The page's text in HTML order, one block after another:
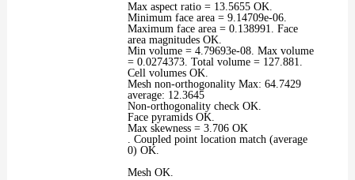
Max aspect ratio = 13.5655 OK.
Minimum face area = 9.14709e-06.
Maximum face area = 0.138991. Face
area magnitudes OK.
Min volume = 4.79693e-08. Max volume
= 0.0274373. Total volume = 127.881.
Cell volumes OK.
Mesh non-orthogonality Max: 64.7429
average: 12.3645
Non-orthogonality check OK.
Face pyramids OK.
Max skewness = 3.706 OK
. Coupled point location match (average
0) OK.
Mesh OK.